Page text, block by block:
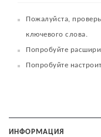
Пожалуйста,
ключевого слова.
Попробуйте
Попробуйте
ИНФОРМАЦИЯ